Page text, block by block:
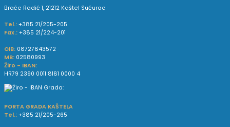
Braće Radić 1, 21212 Kaštel Sućurac
Tel.: +385 21/205-205
Fax.: +385 21/224-201
OIB: 08727843572
MB: 02580993
Žiro - IBAN:
HR79 2390 0011 8181 0000 4
PORTA GRADA KAŠTELA
Tel.: +385 21/205-265